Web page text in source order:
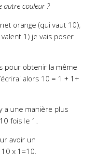
autre couleur ?
orange (qui vaut 10),
1) je vais poser
pour obtenir la même
alors 10 = 1 + 1+
a une manière plus
fois le 1.
avoir un
x 1=10.